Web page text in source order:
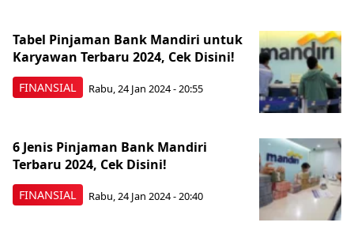
FINANSIAL
Tabel Pinjaman Bank Mandiri untuk
Karyawan Terbaru 2024, Cek Disini!
Rabu, 24 Jan 2024 - 20:55
FINANSIAL
6 Jenis Pinjaman Bank Mandiri
Terbaru 2024, Cek Disini!
Rabu, 24 Jan 2024 - 20:40